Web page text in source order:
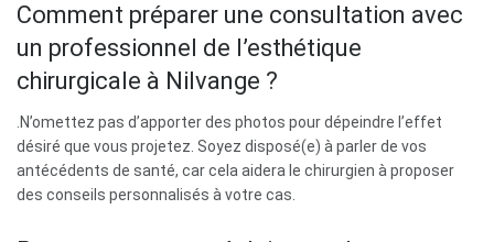
Comment préparer une consultation avec
un professionnel de l’esthétique
chirurgicale à Nilvange ?
.N’omettez pas d’apporter des photos pour dépeindre l’effet
désiré que vous projetez. Soyez disposé(e) à parler de vos
antécédents de santé, car cela aidera le chirurgien à proposer
des conseils personnalisés à votre cas.